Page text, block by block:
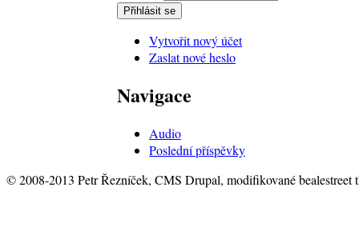
Vytvořit nový účet
Zaslat nové heslo
Navigace
Audio
Poslední příspěvky
© 2008-2013 Petr Řezníček, CMS Drupal, modifikované bealestreet